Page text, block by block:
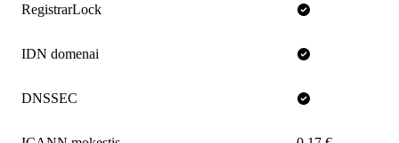
RegistrarLock
IDN domenai
DNSSEC